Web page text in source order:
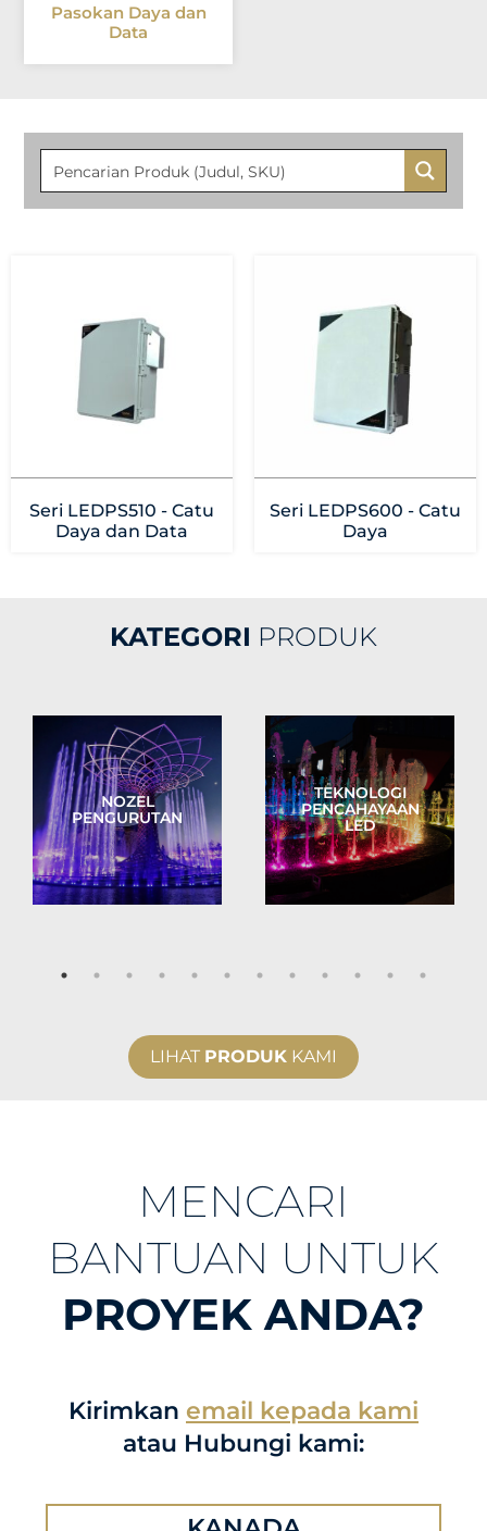
Pasokan Daya dan
Data
Seri LEDPS510 - Catu
Daya dan Data
Seri LEDPS600 - Catu
Daya
KATEGORI PRODUK
NOZEL
PENGURUTAN
TEKNOLOGI
PENCAHAYAAN
LED
LIHAT PRODUK KAMI
MENCARI
BANTUAN UNTUK
PROYEK ANDA?
Kirimkan email kepada kami
atau Hubungi kami: